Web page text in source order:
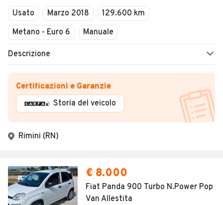
Usato Marzo 2018
129.600 km
Metano - Euro 6
Manuale
Descrizione
Certificazioni e Garanzie
Storia del veicolo
Rimini (RN)
€ 8.000
Fiat Panda 900 Turbo N.Power Pop
Van Allestita